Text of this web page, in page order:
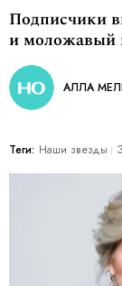
Подписчики
и
АЛЛА
Теги: Наши звезды